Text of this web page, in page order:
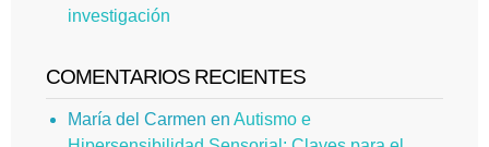
investigación
COMENTARIOS RECIENTES
María del Carmen en Autismo e